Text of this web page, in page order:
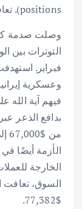
positions). تعافت البيتكوين لاحقًا نحو مستوى $112,000.
فبراير.
وعسكرية
فيهم آية الله
بدافع الذعر
الخارجة
السوق، تعافت
$77,382.